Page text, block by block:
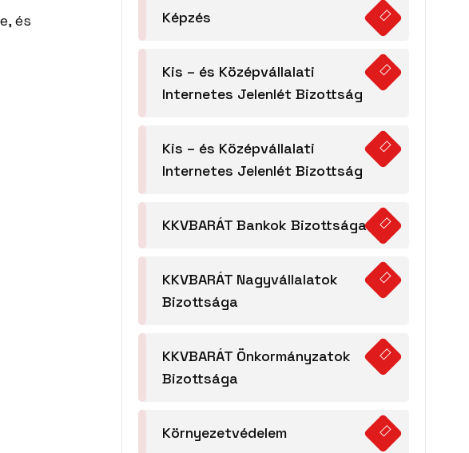
és
Képzés
Kis – és Középvállalati
Internetes Jelenlét Bizottság
Kis – és Középvállalati
Internetes Jelenlét Bizottság
KKVBARÁT Bankok Bizottsága
KKVBARÁT Nagyvállalatok
Bizottsága
KKVBARÁT Önkormányzatok
Bizottsága
Környezetvédelem